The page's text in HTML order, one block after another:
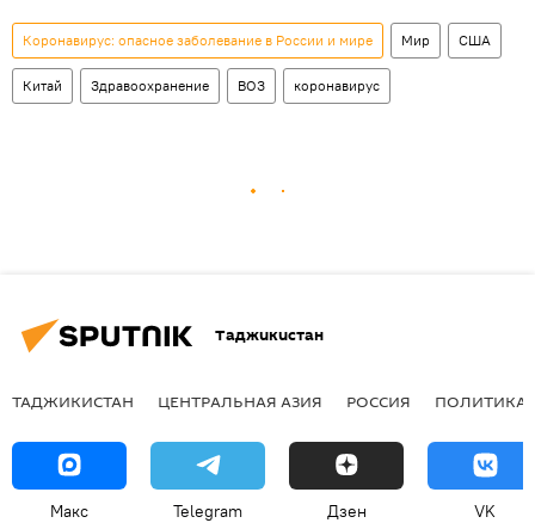
Коронавирус: опасное заболевание в России и мире Мир США
Китай Здравоохранение ВОЗ коронавирус
Таджикистан
ТАДЖИКИСТАН ЦЕНТРАЛЬНАЯ АЗИЯ РОССИЯ ПОЛИТИКА
Макс Telegram Дзен VK